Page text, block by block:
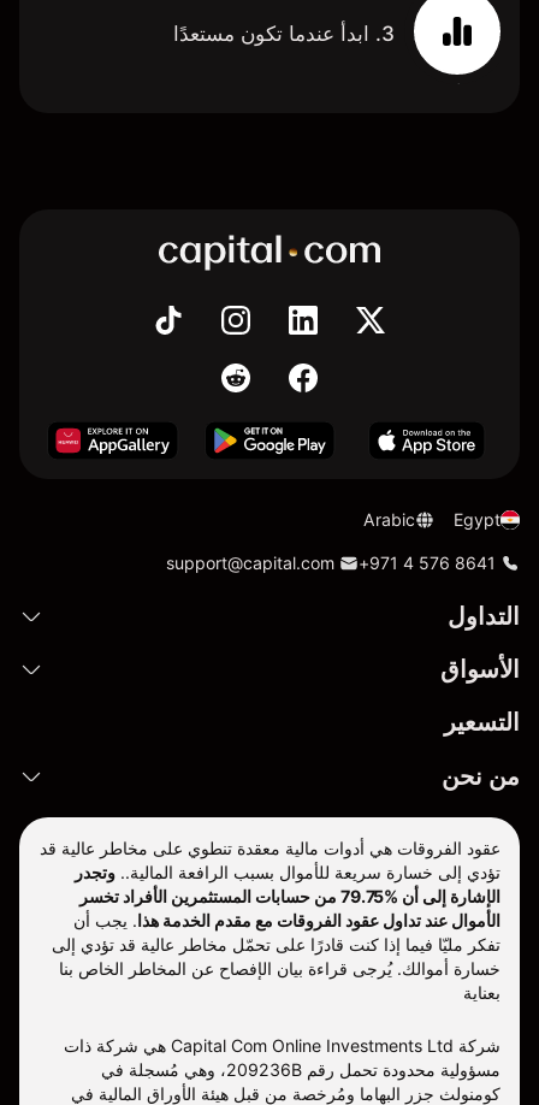
3. ابدأ عندما تكون مستعدًا
Egypt
Arabic
+971 4 576 8641
support@capital.com
التداول
الأسواق
التسعير
من نحن
عقود الفروقات هي أدوات مالية معقدة تنطوي على مخاطر عالية قد
تؤدي إلى خسارة سريعة للأموال بسبب الرافعة المالية.. وتجدر
الإشارة إلى أن %79.75 من حسابات المستثمرين الأفراد تخسر
الأموال عند تداول عقود الفروقات مع مقدم الخدمة هذا. يجب أن
تفكر مليّا فيما إذا كنت قادرًا على تحمّل مخاطر عالية قد تؤدي إلى
خسارة أموالك. يُرجى قراءة بيان الإفصاح عن المخاطر الخاص بنا
بعناية
شركة Capital Com Online Investments Ltd هي شركة ذات
مسؤولية محدودة تحمل رقم 209236B، وهي مُسجلة في
كومنولث جزر البهاما ومُرخصة من قبل هيئة الأوراق المالية في